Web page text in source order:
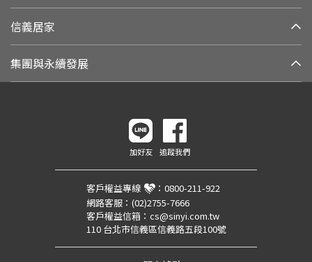
信義居家
集團與永續發展
加好友 追蹤我們
客戶權益專線 ： 0800-211-922
網路客服： (02)2755-7666
客戶權益信箱： cs@sinyi.com.tw
110 台北市信義區信義路五段100號